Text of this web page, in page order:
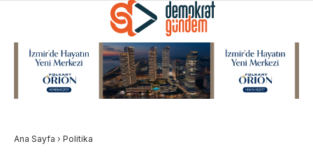
Ana Sayfa › Politika